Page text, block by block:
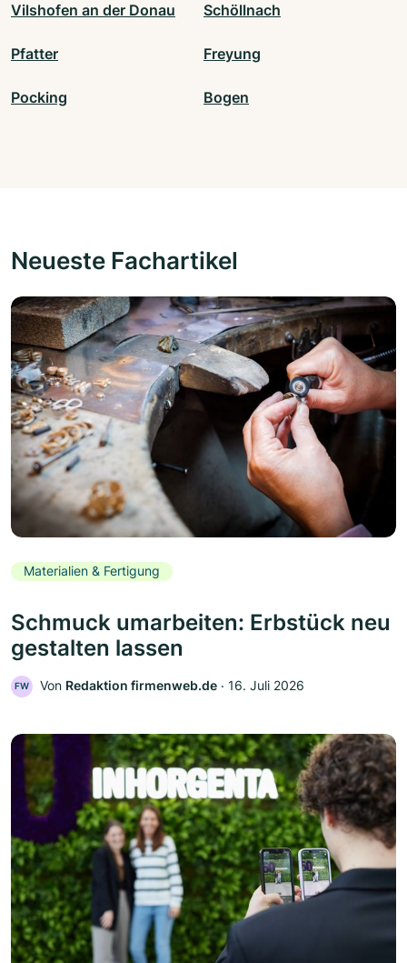
Vilshofen an der Donau Schöllnach
Pfatter Freyung
Pocking Bogen
Neueste Fachartikel
Materialien & Fertigung
Schmuck umarbeiten: Erbstück neu
gestalten lassen
FW Von Redaktion firmenweb.de ‧ 16. Juli 2026